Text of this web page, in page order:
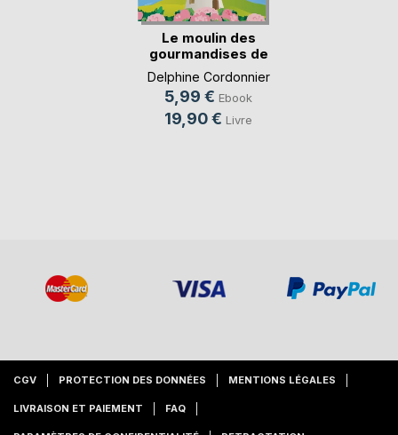
Le moulin des
gourmandises de
Lola
Delphine Cordonnier
5,99 € Ebook
19,90 € Livre
CGV PROTECTION DES DONNÉES MENTIONS LÉGALES
LIVRAISON ET PAIEMENT FAQ